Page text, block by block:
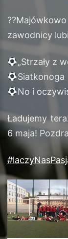
??
zawodnicy
„Strzały z
Siatkonoga
No i
Ładujemy
6 maja!
#